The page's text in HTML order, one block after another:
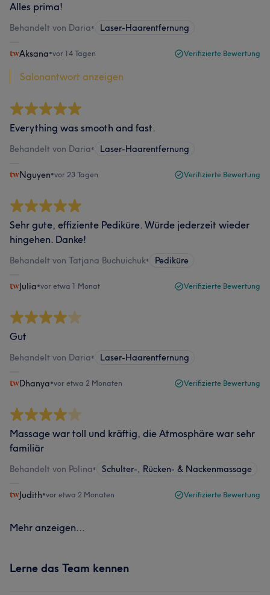
Alles prima!
Behandelt von Daria• Laser-Haarentfernung
Aksana•vor 14 Tagen Verifizierte Bewertung
Salonantwort anzeigen
Everything was smooth and fast.
Behandelt von Daria• Laser-Haarentfernung
Nguyen•vor 23 Tagen Verifizierte Bewertung
Sehr gute, effiziente Pediküre. Würde jederzeit wieder
hingehen. Danke!
Behandelt von Tatjana Buchuichuk• Pediküre
Julia•vor etwa 1 Monat Verifizierte Bewertung
Gut
Behandelt von Daria• Laser-Haarentfernung
Dhanya•vor etwa 2 Monaten Verifizierte Bewertung
Massage war toll und kräftig, die Atmosphäre war sehr
familiär
Behandelt von Polina• Schulter-, Rücken- & Nackenmassage
Judith•vor etwa 2 Monaten Verifizierte Bewertung
Mehr anzeigen...
Lerne das Team kennen